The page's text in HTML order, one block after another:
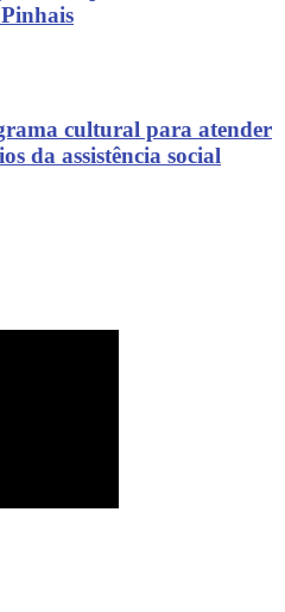
cultural para atender
da assistência social